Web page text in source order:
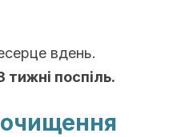
вдень.
тижні поспіль.
очищення